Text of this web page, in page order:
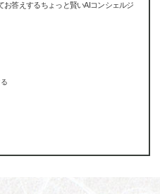
答えするちょっと賢いAIコンシェルジ